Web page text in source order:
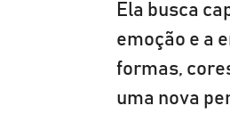
Ela busca
emoção e a
formas,
uma nova